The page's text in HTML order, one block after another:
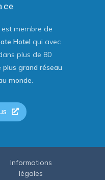
membre de
Hotel qui avec
plus de 80
plus grand réseau
monde.
Informations
légales